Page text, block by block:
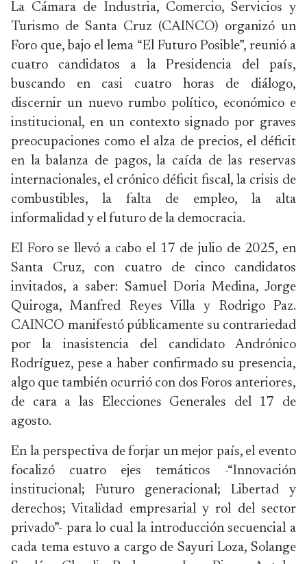
La Cámara de Industria, Comercio, Servicios y
Turismo de Santa Cruz (CAINCO) organizó un
Foro que, bajo el lema “El Futuro Posible”, reunió a
cuatro candidatos a la Presidencia del país,
buscando en casi cuatro horas de diálogo,
discernir un nuevo rumbo político, económico e
institucional, en un contexto signado por graves
preocupaciones como el alza de precios, el déficit
en la balanza de pagos, la caída de las reservas
internacionales, el crónico déficit fiscal, la crisis de
combustibles, la falta de empleo, la alta
informalidad y el futuro de la democracia.
El Foro se llevó a cabo el 17 de julio de 2025, en
Santa Cruz, con cuatro de cinco candidatos
invitados, a saber: Samuel Doria Medina, Jorge
Quiroga, Manfred Reyes Villa y Rodrigo Paz.
CAINCO manifestó públicamente su contrariedad
por la inasistencia del candidato Andrónico
Rodríguez, pese a haber confirmado su presencia,
algo que también ocurrió con dos Foros anteriores,
de cara a las Elecciones Generales del 17 de
agosto.
En la perspectiva de forjar un mejor país, el evento
focalizó cuatro ejes temáticos -“Innovación
institucional; Futuro generacional; Libertad y
derechos; Vitalidad empresarial y rol del sector
privado”- para lo cual la introducción secuencial a
cada tema estuvo a cargo de Sayuri Loza, Solange